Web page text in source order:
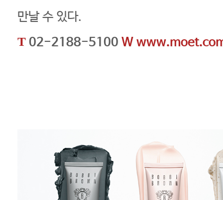
만날 수 있다.
T 02-2188-5100 W